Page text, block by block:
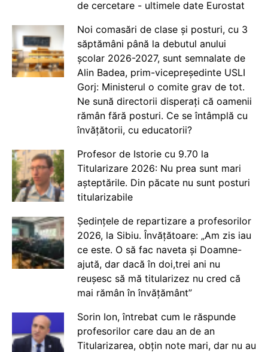
de cercetare - ultimele date Eurostat
Noi comasări de clase și posturi, cu 3
săptămâni până la debutul anului
școlar 2026-2027, sunt semnalate de
Alin Badea, prim-vicepreședinte USLI
Gorj: Ministerul o comite grav de tot.
Ne sună directorii disperați că oamenii
rămân fără posturi. Ce se întâmplă cu
învățătorii, cu educatorii?
Profesor de Istorie cu 9.70 la
Titularizare 2026: Nu prea sunt mari
așteptările. Din păcate nu sunt posturi
titularizabile
Ședințele de repartizare a profesorilor
2026, la Sibiu. Învățătoare: „Am zis iau
ce este. O să fac naveta și Doamne-
ajută, dar dacă în doi,trei ani nu
reușesc să mă titularizez nu cred că
mai rămân în învățământ”
Sorin Ion, întrebat cum le răspunde
profesorilor care dau an de an
Titularizarea, obțin note mari, dar nu au